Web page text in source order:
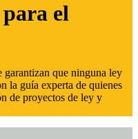
el
garantizan que ninguna ley
la guía experta de quienes
de proyectos de ley y